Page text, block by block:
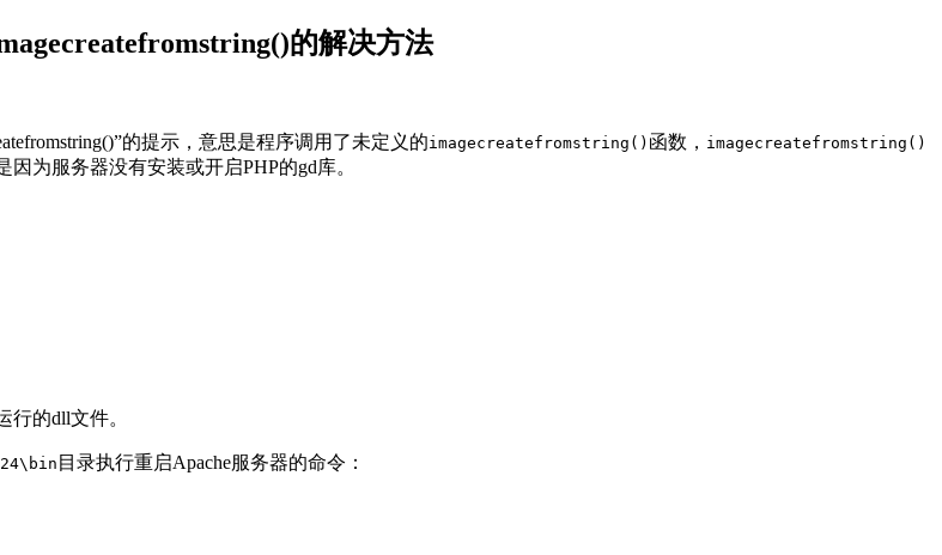
的解决方法
的提示，意思是程序调用了未定义的imagecreatefromstring() 函数， imagecreatefromstring()
为服务器没有安装或开启PHP的gd库。
的dll文件。
目录执行重启Apache服务器的命令：